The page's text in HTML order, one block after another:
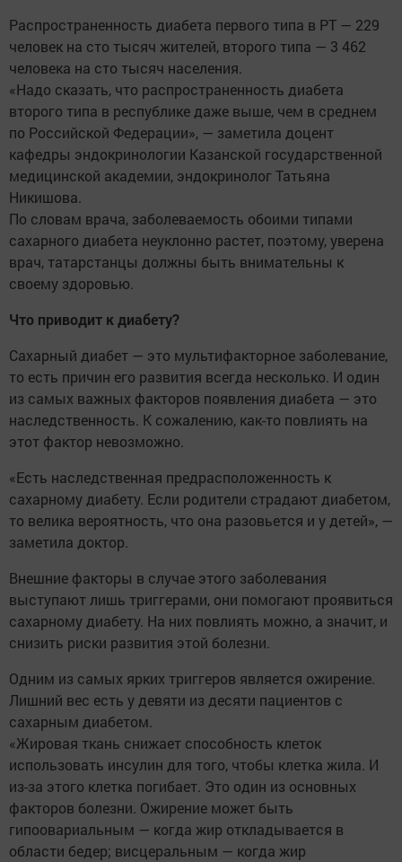
Распространенность диабета первого типа в РТ — 229
человек на сто тысяч жителей, второго типа — 3 462
человека на сто тысяч населения.
«Надо сказать, что распространенность диабета
второго типа в республике даже выше, чем в среднем
по Российской Федерации», — заметила доцент
кафедры эндокринологии Казанской государственной
медицинской академии, эндокринолог Татьяна
Никишова.
По словам врача, заболеваемость обоими типами
сахарного диабета неуклонно растет, поэтому, уверена
врач, татарстанцы должны быть внимательны к
своему здоровью.
Что приводит к диабету?
Сахарный диабет — это мультифакторное заболевание,
то есть причин его развития всегда несколько. И один
из самых важных факторов появления диабета — это
наследственность. К сожалению, как-то повлиять на
этот фактор невозможно.
«Есть наследственная предрасположенность к
сахарному диабету. Если родители страдают диабетом,
то велика вероятность, что она разовьется и у детей», —
заметила доктор.
Внешние факторы в случае этого заболевания
выступают лишь триггерами, они помогают проявиться
сахарному диабету. На них повлиять можно, а значит, и
снизить риски развития этой болезни.
Одним из самых ярких триггеров является ожирение.
Лишний вес есть у девяти из десяти пациентов с
сахарным диабетом.
«Жировая ткань снижает способность клеток
использовать инсулин для того, чтобы клетка жила. И
из-за этого клетка погибает. Это один из основных
факторов болезни. Ожирение может быть
гипоовариальным — когда жир откладывается в
области бедер; висцеральным — когда жир